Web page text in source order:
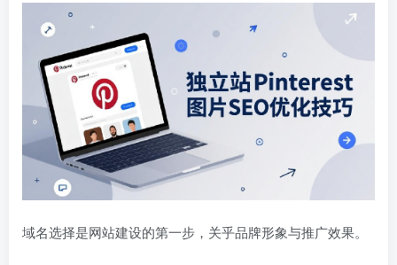
域名选择是网站建设的第一步，关乎品牌形象与推广效果。